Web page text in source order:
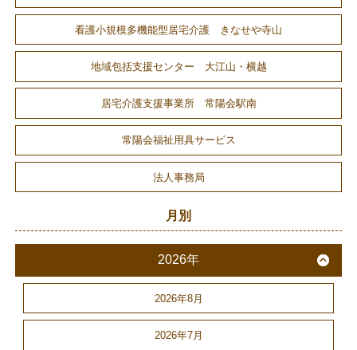
看護小規模多機能型居宅介護 きなせや寺山
地域包括支援センター 大江山・横越
居宅介護支援事業所 常陽会駅南
常陽会福祉用具サービス
法人事務局
月別
2026年
2026年8月
2026年7月